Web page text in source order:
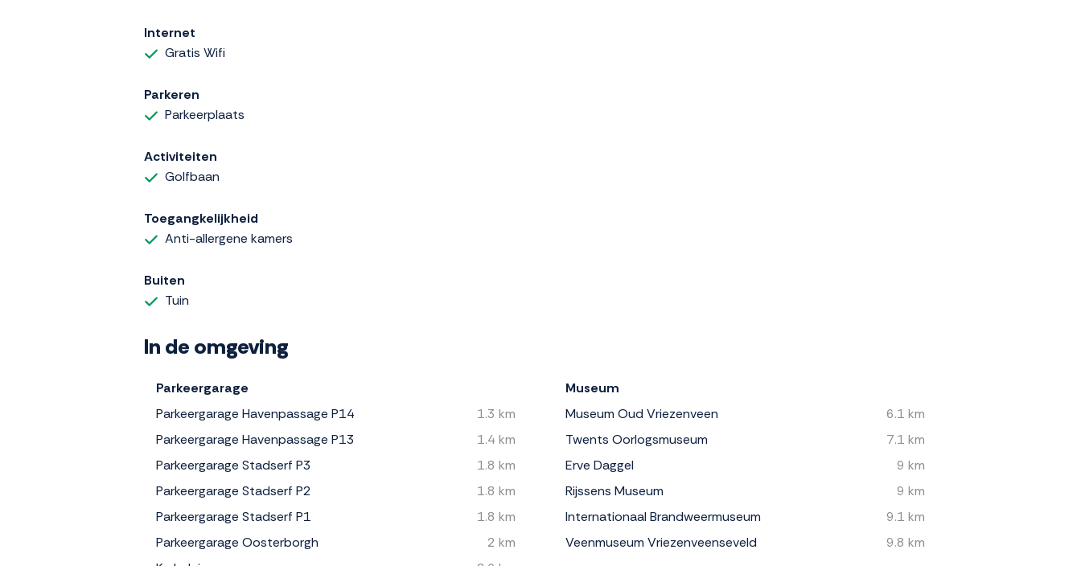
Internet
Gratis Wifi
Parkeren
Parkeerplaats
Activiteiten
Golfbaan
Toegangkelijkheid
Anti-allergene kamers
Buiten
Tuin
In de omgeving
Parkeergarage
Parkeergarage Havenpassage P14
1.3 km
Parkeergarage Havenpassage P13
1.4 km
Parkeergarage Stadserf P3
1.8 km
Parkeergarage Stadserf P2
1.8 km
Parkeergarage Stadserf P1
1.8 km
Parkeergarage Oosterborgh
2 km
Museum
Museum Oud Vriezenveen
6.1 km
Twents Oorlogsmuseum
7.1 km
Erve Daggel
9 km
Rijssens Museum
9 km
Internationaal Brandweermuseum
9.1 km
Veenmuseum Vriezenveenseveld
9.8 km